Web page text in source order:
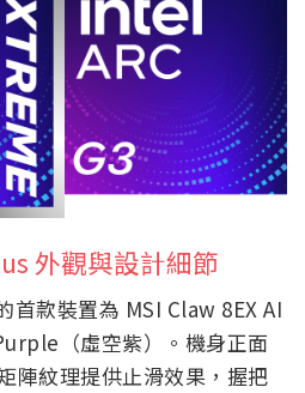
外觀與設計細節
款裝置為 MSI Claw 8EX AI
（虛空紫）。機身正面
陣紋理提供止滑效果，握把